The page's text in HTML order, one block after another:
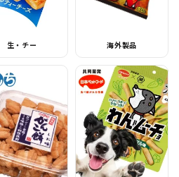
生・チー 海外製品